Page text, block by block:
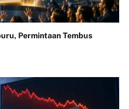
Permintaan Tembus